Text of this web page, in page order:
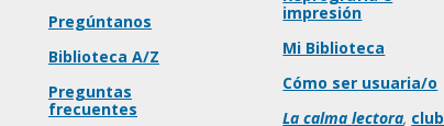
Pregúntanos
Biblioteca A/Z
Preguntas
frecuentes
impresión
Mi Biblioteca
Cómo ser usuaria/o
La calma lectora, club